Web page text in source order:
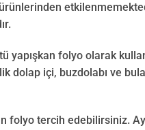
yapışkan folyo olarak
dolap içi, buzdolabı ve
tercih edebilirsiniz.